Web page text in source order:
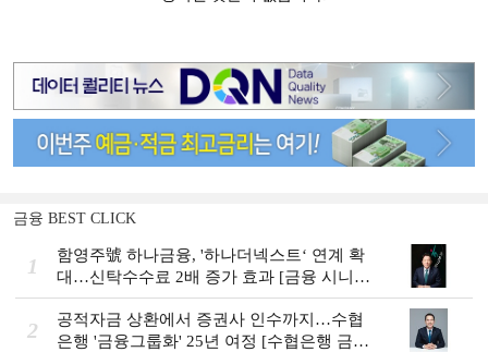
금융 BEST CLICK
1
함영주號 하나금융, '하나더넥스트‘ 연계 확
대…신탁수수료 2배 증가 효과 [금융 시니어
비즈니스 돋보기]
2
공적자금 상환에서 증권사 인수까지…수협
은행 '금융그룹화' 25년 여정 [수협은행 금융